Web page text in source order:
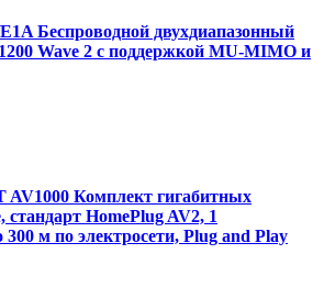
Беспроводной двухдиапазонный
Wave 2 с поддержкой MU-MIMO и
AV1000 Комплект гигабитных
стандарт HomePlug AV2, 1
м по электросети, Plug and Play